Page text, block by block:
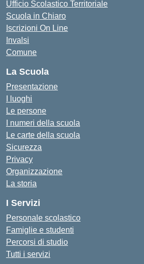
Ufficio Scolastico Territoriale
Scuola in Chiaro
Iscrizioni On Line
Invalsi
Comune
La Scuola
Presentazione
I luoghi
Le persone
I numeri della scuola
Le carte della scuola
Sicurezza
Privacy
Organizzazione
La storia
I Servizi
Personale scolastico
Famiglie e studenti
Percorsi di studio
Tutti i servizi